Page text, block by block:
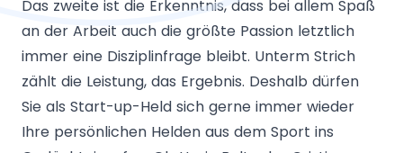
Das zweite ist die Erkenntnis, dass bei allem Spaß
an der Arbeit auch die größte Passion letztlich
immer eine Disziplinfrage bleibt. Unterm Strich
zählt die Leistung, das Ergebnis. Deshalb dürfen
Sie als Start-up-Held sich gerne immer wieder
Ihre persönlichen Helden aus dem Sport ins